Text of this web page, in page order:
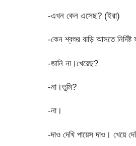
-এখন কেন এসেছ? (ইরা)
-কেন শ্বশুর বাড়ি আসতে নির্দিষ্ট
-জানি না।খেয়েছ?
-না।তুমি?
-না।
-দাও দেখি পায়েস দাও। খেয়ে